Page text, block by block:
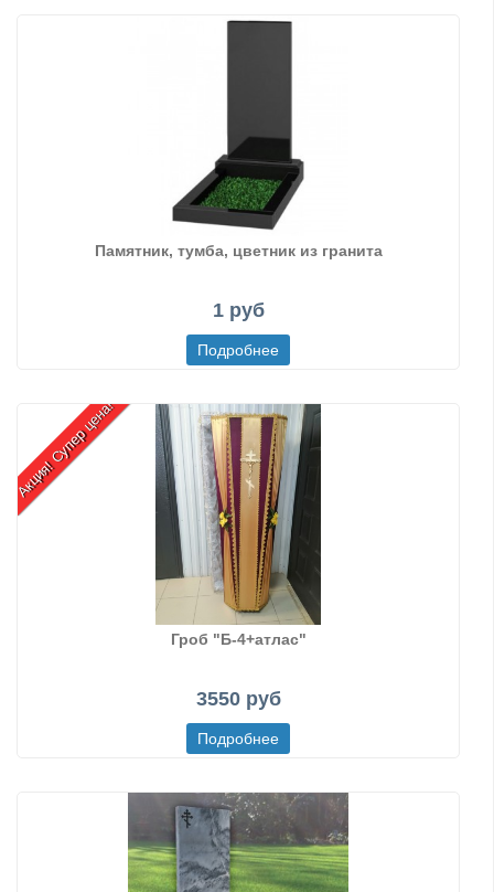
Памятник, тумба, цветник из гранита
1 руб
Акция! Супер цена!
Гроб "Б-4+атлас"
3550 руб